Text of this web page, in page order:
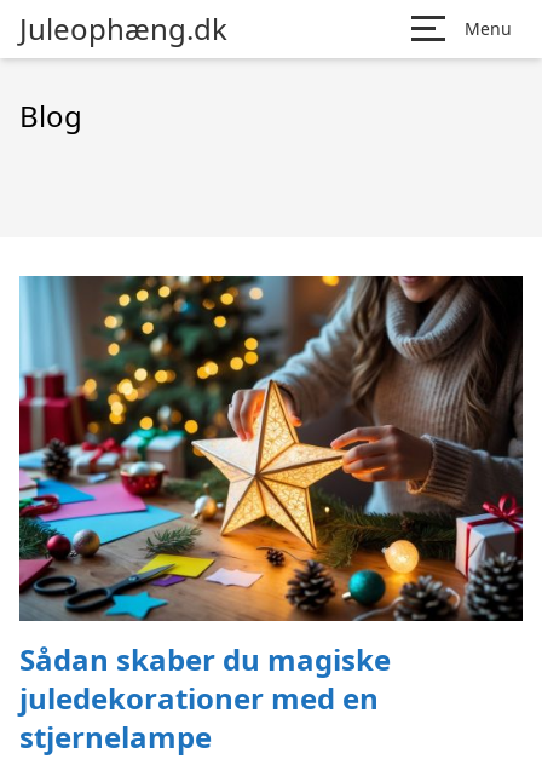
Juleophæng.dk Menu
Blog
Sådan skaber du magiske
juledekorationer med en
stjernelampe